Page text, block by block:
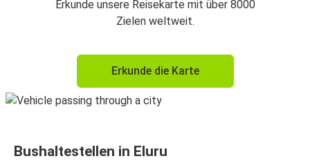
Erkunde unsere Reisekarte mit über 8000
Zielen weltweit.
Erkunde die Karte
Bushaltestellen in Eluru